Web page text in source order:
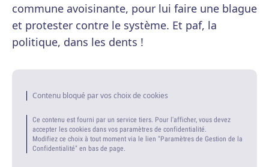
commune avoisinante, pour lui faire une blague
et protester contre le système. Et paf, la
politique, dans les dents !
Contenu bloqué par vos choix de cookies
Ce contenu est fourni par un service tiers. Pour l'afficher, vous devez
accepter les cookies dans vos paramètres de confidentialité.
Modifiez ce choix à tout moment via le lien "Paramètres de Gestion de la
Confidentialité" en bas de page.